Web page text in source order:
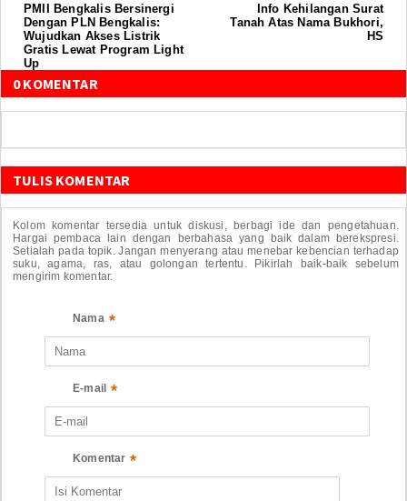
PMII Bengkalis Bersinergi
Dengan PLN Bengkalis:
Wujudkan Akses Listrik
Gratis Lewat Program Light
Up
Info Kehilangan Surat
Tanah Atas Nama Bukhori,
HS
0 KOMENTAR
TULIS KOMENTAR
Kolom komentar tersedia untuk diskusi, berbagi ide dan pengetahuan.
Hargai pembaca lain dengan berbahasa yang baik dalam berekspresi.
Setialah pada topik. Jangan menyerang atau menebar kebencian terhadap
suku, agama, ras, atau golongan tertentu. Pikirlah baik-baik sebelum
mengirim komentar.
Nama *
E-mail *
Komentar *